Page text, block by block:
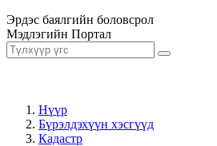
Эрдэс баялгийн боловсрол
Мэдлэгийн Портал
Нүүр
Бүрэлдэхүүн хэсгүүд
Кадастр